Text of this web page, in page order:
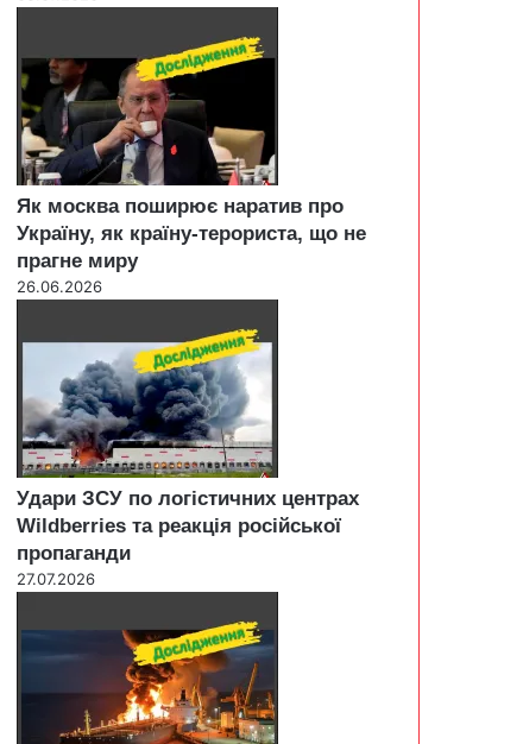
Як москва поширює наратив про
Україну, як країну-терориста, що не
прагне миру
26.06.2026
Удари ЗСУ по логістичних центрах
Wildberries та реакція російської
пропаганди
27.07.2026